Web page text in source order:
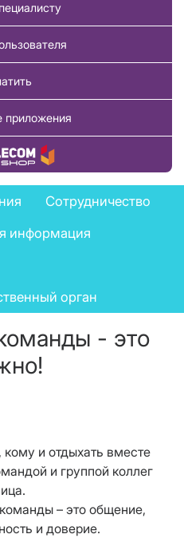
приложения
товар
Сотрудничество
информация
орган
- это
и отдыхать вместе
и группой коллег
– это общение,
и доверие.